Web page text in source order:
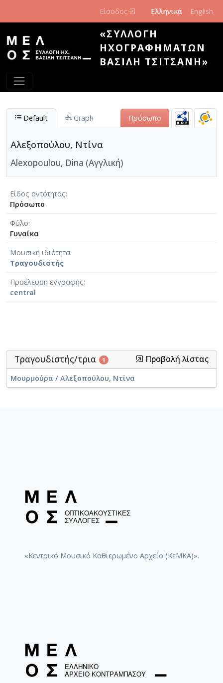
Είσοδος Ελληνικά English
«ΣΥΛΛΟΓΉ
ΗΧΟΓΡΑΦΗΜΆΤΩΝ
ΒΑΣΊΛΗ ΤΣΙΤΣΆΝΗ»
Default Graph Πρόσωπο
Αλεξοπούλου, Ντίνα
Alexopoulou, Dina (Αγγλική)
Είδος οντότητας
Πρόσωπο
Φύλο
Γυναίκα
Μουσική ιδιότητα
Τραγουδιστής
Προέλευση εγγραφής
central
Τραγουδιστής/τρια 1 Προβολή λίστας
Μουρμούρα / Αλεξοπούλου, Ντίνα
«Κεντρικό Μουσικό Καθιερωμένο Αρχείο (ΚεΜΚΑ)».